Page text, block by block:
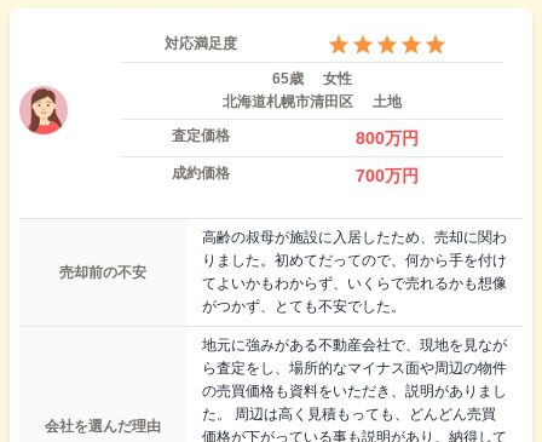
対応満足度
65歳
女性
北海道札幌市清田区
土地
査定価格
800万円
成約価格 700万円
売却前の不安
高齢の叔母が施設に入居したため、売却に関わ
りました。初めてだってので、何から手を付け
てよいかもわからず、いくらで売れるかも想像
がつかず、とても不安でした。
会社を選んだ理由
地元に強みがある不動産会社で、現地を見なが
ら査定をし、場所的なマイナス面や周辺の物件
の売買価格も資料をいただき、説明がありまし
た。 周辺は高く見積もっても、どんどん売買
価格が下がっている事も説明があり、納得して